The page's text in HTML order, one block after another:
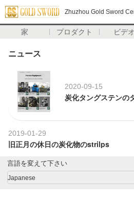
Zhuzhou Gold Sword
家 プロダクト ビデオ
ニュース
2020-09-15
炭化タングステンの
2019-01-29
旧正月の休日の炭化物のstrilps
言語を変えて下さい
Japanese